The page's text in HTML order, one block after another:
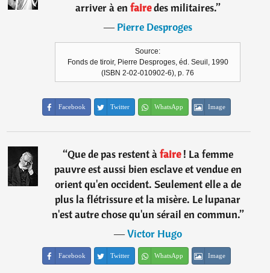
arriver à en fairedes militaires.”
―Pierre Desproges
Source:
Fonds de tiroir, Pierre Desproges, éd. Seuil, 1990
(ISBN 2-02-010902-6), p. 76
Facebook Twitter WhatsApp Image
“Que de pas restent àfaire! La femme
pauvre est aussi bien esclave et vendue en
orient qu'en occident. Seulement elle a de
plus la flétrissure et la misère. Le lupanar
n'est autre chose qu'un sérail en commun.”
―Victor Hugo
Facebook Twitter WhatsApp Image